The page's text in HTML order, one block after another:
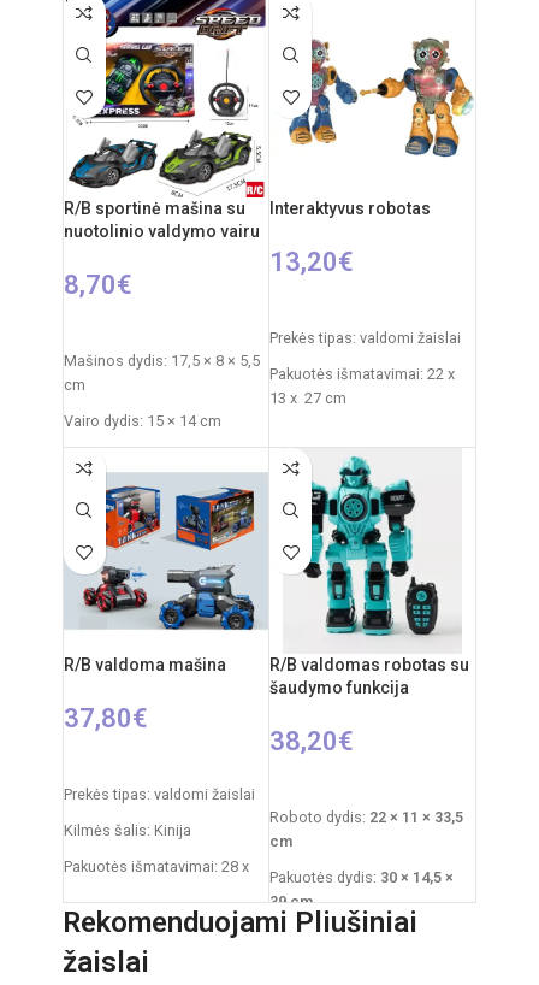
Rekomenduojamas amžius:
nuo 3 metų
Reikalingi elementai:
4×AA
mašinai+2×AA pultui
Rekomenduojamas amžius:
nuo 6 metų
Reiklaingi elementai: 2xAA +
3xAAA
R/B sportinė mašina su
nuotolinio valdymo vairu
8,70€
Mašinos dydis: 17,5 × 8 × 5,5
cm
Vairo dydis: 15 × 14 cm
Pakuotės dydis: 33 × 5,5 ×
23,5 cm
Svoris: 0,3 kg
Reikalingi elementai: 3 × AA
(nepridedami)
Amžius: nuo 3 metų
Interaktyvus robotas
13,20€
Prekės tipas: valdomi žaislai
Pakuotės išmatavimai: 22 x
13 x 27 cm
22 cm
Rekomenduojamas amžius:
nuo 3 metų
Elementai: 3x AA
R/B valdoma mašina
37,80€
Prekės tipas: valdomi žaislai
Kilmės šalis: Kinija
Pakuotės išmatavimai: 28 x
Dažnis: 2,4 GHz
Nuotolinio valdymo pultas:
R/B valdomas robotas su
šaudymo funkcija
38,20€
Roboto dydis: 22 × 11 × 33,5
cm
Pakuotės dydis: 30 × 14,5 ×
39 cm
Pakuotės svoris: 1,5 kg
Rekomenduojami Pliušiniai
žaislai